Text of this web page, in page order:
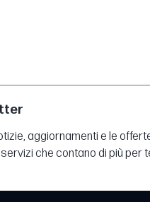
aggiornamenti e le
che contano di più per